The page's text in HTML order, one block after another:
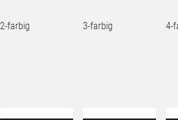
2-farbig 3-farbig 4-